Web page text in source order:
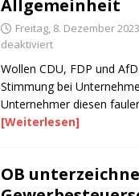
Allgemeinheit
Freitag, 8. Dezember 2023
deaktiviert
Wollen CDU, FDP und
Stimmung bei
Unternehmer diesen
[Weiterlesen]
OB